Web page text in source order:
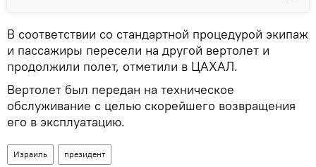
В соответствии со стандартной процедурой экипаж
и пассажиры пересели на другой вертолет и
продолжили полет, отметили в ЦАХАЛ.
Вертолет был передан на техническое
обслуживание с целью скорейшего возвращения
его в эксплуатацию.
Израиль президент